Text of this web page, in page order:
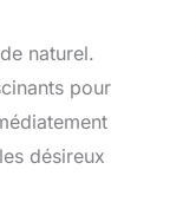
naturel.
pour
désireux